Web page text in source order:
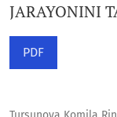
JARAYONINI
PDF